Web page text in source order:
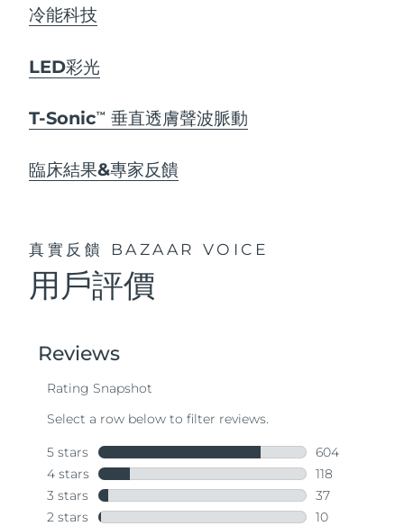
冷能科技
LED彩光
T-SonicTM 垂直透膚聲波脈動
臨床結果&專家反饋
真實反饋 BAZAAR VOICE
用戶評價